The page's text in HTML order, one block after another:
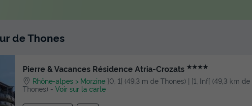
de Thones
Pierre & Vacances Résidence Atria-Crozats ★★★★
Rhône-alpes Morzine ]0, 1[ (49,3 m de Thones) | [1, Inf[ (49,3 km de
Thones) - Voir sur la carte